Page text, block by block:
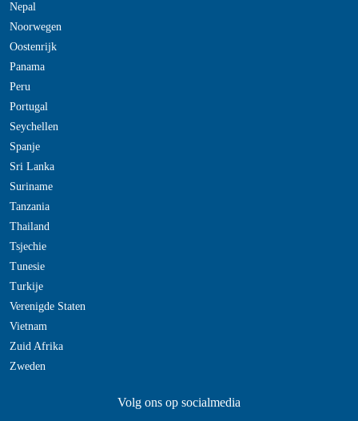
Nepal
Noorwegen
Oostenrijk
Panama
Peru
Portugal
Seychellen
Spanje
Sri Lanka
Suriname
Tanzania
Thailand
Tsjechie
Tunesie
Turkije
Verenigde Staten
Vietnam
Zuid Afrika
Zweden
Volg ons op socialmedia